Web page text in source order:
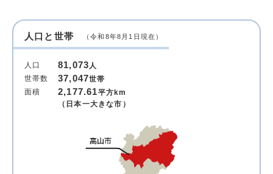
人口と世帯 （令和8年8月1日現在）
人口 81,073人
世帯数
37,047世帯
面積
2,177.61平方km
（日本一大きな市）